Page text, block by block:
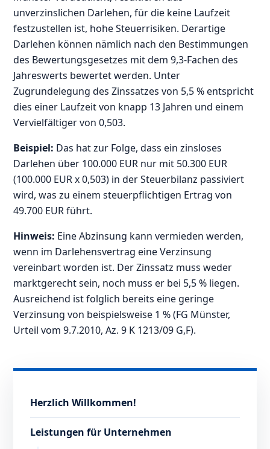
unverzinslichen Darlehen, für die keine Laufzeit
festzustellen ist, hohe Steuerrisiken. Derartige
Darlehen können nämlich nach den Bestimmungen
des Bewertungsgesetzes mit dem 9,3-Fachen des
Jahreswerts bewertet werden. Unter
Zugrundelegung des Zinssatzes von 5,5 % entspricht
dies einer Laufzeit von knapp 13 Jahren und einem
Vervielfältiger von 0,503.
Beispiel: Das hat zur Folge, dass ein zinsloses
Darlehen über 100.000 EUR nur mit 50.300 EUR
(100.000 EUR x 0,503) in der Steuerbilanz passiviert
wird, was zu einem steuerpflichtigen Ertrag von
49.700 EUR führt.
Hinweis: Eine Abzinsung kann vermieden werden,
wenn im Darlehensvertrag eine Verzinsung
vereinbart worden ist. Der Zinssatz muss weder
marktgerecht sein, noch muss er bei 5,5 % liegen.
Ausreichend ist folglich bereits eine geringe
Verzinsung von beispielsweise 1 % (FG Münster,
Urteil vom 9.7.2010, Az. 9 K 1213/09 G,F).
Herzlich Willkommen!
Leistungen für Unternehmen